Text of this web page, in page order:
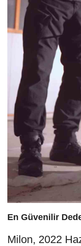
En Güvenilir
Milon, 2022